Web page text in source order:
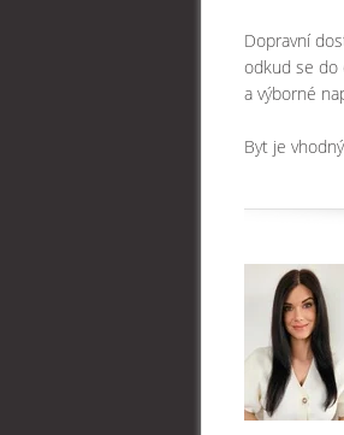
Dopravní
odkud se do
a výborné
Byt je